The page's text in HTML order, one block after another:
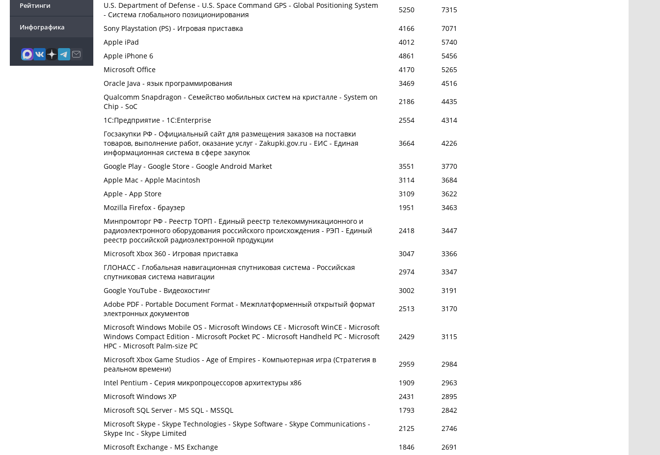
Рейтинги
Инфографика
U.S. Department of Defense - U.S. Space Command GPS - Global Positioning System
- Система глобального позиционирования
5250
7315
Sony Playstation (PS) - Игровая приставка
4166
7071
Apple iPad
4012
5740
Apple iPhone 6
4861
5456
Microsoft Office
4170
5265
Oracle Java - язык программирования
3469
4516
Qualcomm Snapdragon - Семейство мобильных систем на кристалле - System on
Chip - SoC
2186
4435
1С:Предприятие - 1C:Enterprise
2554
4314
Госзакупки РФ - Официальный сайт для размещения заказов на поставки
товаров, выполнение работ, оказание услуг - Zakupki.gov.ru - ЕИС - Единая
информационная система в сфере закупок
3664 4226
Google Play - Google Store - Google Android Market 3551
3770
Apple Mac - Apple Macintosh
3114
3684
Apple - App Store
3109
3622
Mozilla Firefox - браузер
1951
3463
Минпромторг РФ - Реестр ТОРП - Единый реестр телекоммуникационного и
радиоэлектронного оборудования российского происхождения - РЭП - Единый
реестр российской радиоэлектронной продукции
2418 3447
Microsoft Xbox 360 - Игровая приставка 3047
3366
ГЛОНАСС - Глобальная навигационная спутниковая система - Российская
спутниковая система навигации
2974
3347
Google YouTube - Видеохостинг
3002
3191
Adobe PDF - Portable Document Format - Межплатформенный открытый формат
электронных документов
2513
3170
Microsoft Windows Mobile OS - Microsoft Windows CE - Microsoft WinCE - Microsoft
Windows Compact Edition - Microsoft Pocket PC - Microsoft Handheld PC - Microsoft
HPC - Microsoft Palm-size PC
2429 3115
Microsoft Xbox Game Studios - Age of Empires - Компьютерная игра (Стратегия в
реальном времени)
2959
2984
Intel Pentium - Серия микропроцессоров архитектуры x86
1909
2963
Microsoft Windows XP
2431
2895
Microsoft SQL Server - MS SQL - MSSQL
1793
2842
Microsoft Skype - Skype Technologies - Skype Software - Skype Communications -
Skype Inc - Skype Limited
2125
2746
Microsoft Exchange - MS Exchange
1846
2691